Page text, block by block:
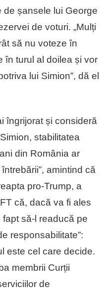
șansele lui George
de voturi. „Mulți
să nu voteze în
în turul al doilea și vor
lui Simion”, dă el
îngrijorat și consideră
stabilitatea
din România ar
amintind că
pro-Trump, a
că, dacă va fi ales
să-l readucă pe
responsabilitate”:
este cel care decide.
membrii Curții
de